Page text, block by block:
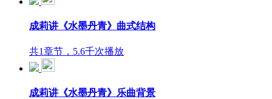
成莉讲《水墨丹青》曲式结构
共1章节，5.6千次播放
成莉讲《水墨丹青》乐曲背景